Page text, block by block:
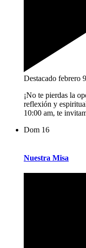
Destacado febrero
¡No te pierdas la
reflexión y
10:00 am, te
Dom 16
Nuestra Misa